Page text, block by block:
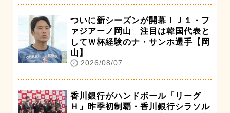
ついに新シーズンが開幕！Ｊ１・フ
ァジアーノ岡山 注目は韓国代表と
してＷ杯経験のナ・サンホ選手【岡
山】
2026/08/07
香川銀行がハンドボール「リーグ
Ｈ」昨季初制覇・香川銀行シラソル